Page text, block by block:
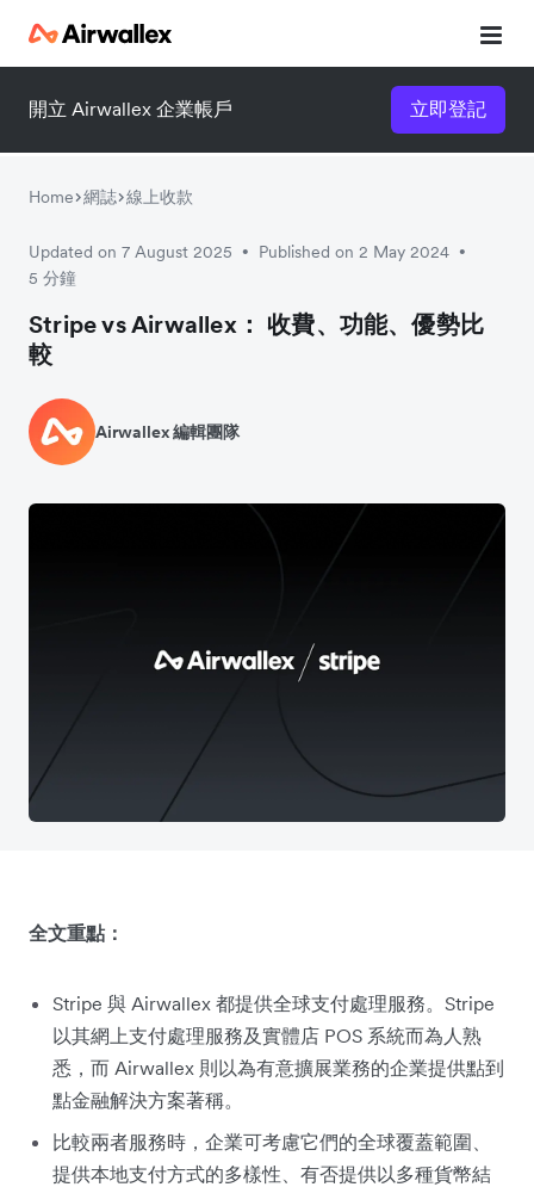
開立 Airwallex 企業帳戶 立即登記
Home 網誌 線上收款
Updated on 7 August 2025 • Published on 2 May 2024 •
5 分鐘
Stripe vs Airwallex： 收費、功能、優勢比
較
Airwallex 編輯團隊
全文重點：
Stripe 與 Airwallex 都提供全球支付處理服務。Stripe
以其網上支付處理服務及實體店 POS 系統而為人熟
悉，而 Airwallex 則以為有意擴展業務的企業提供點到
點金融解決方案著稱。
比較兩者服務時，企業可考慮它們的全球覆蓋範圍、
提供本地支付方式的多樣性、有否提供以多種貨幣結
立即觀看 3 分鐘體驗短片
請填寫資料以觀體驗短片：